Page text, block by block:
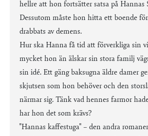
hellre att hon fortsätter satsa på Hannas
Dessutom måste hon hitta ett boende
drabbats av demens.
Hur ska Hanna få tid att förverkliga sin
mycket hon än älskar sin stora familj
sin idé. Ett gäng baksugna äldre damer
skjutsen som hon behöver och den
närmar sig. Tänk vad hennes farmor
har hon det som krävs?
"Hannas kaffestuga" – den andra